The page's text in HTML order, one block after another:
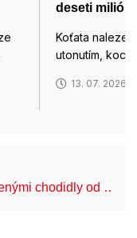
deseti
Koťata
utonutím,
13. 07. 2026
chodidly od …